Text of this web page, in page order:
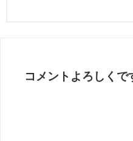
コメントよろしくで